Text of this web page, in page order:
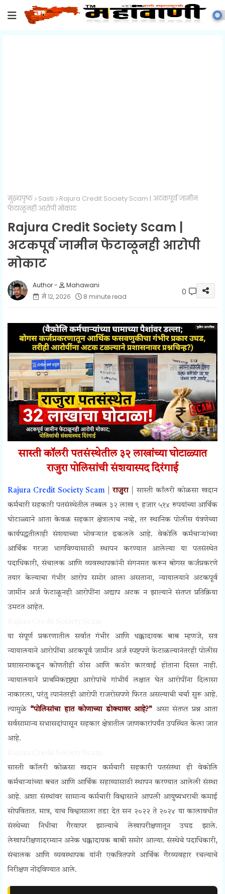
मुख्यपृष्ठ Sasti
Rajura Credit Society Scam | अटकपूर्व जामीन
फेटाळूनही आरोपी मोकाट
Rajura Credit Society Scam |
अटकपूर्व जामीन फेटाळूनही आरोपी
मोकाट
Mahawani
मे १२, २०२६
8 minute read 0
सास्ती कॉलरी पतसंस्थेतील ३२ लाखांच्या घोटाळ्यात
राजुरा पोलिसांची संशयास्पद दिरंगाई
Rajura Credit Society Scam राजुरा| सास्ती कॉलरी कोळसा खदान
कर्मचारी सहकारी पतसंस्थेतील तब्बल ३२ लाख ९ हजार ५१४ रुपयांच्या आर्थिक
घोटाळ्याने आता केवळ सहकार क्षेत्रालाच नव्हे, तर स्थानिक पोलीस यंत्रणेच्या
कार्यपद्धतीलाही संशयाच्या भोवऱ्यात ढकलले आहे. वेकोलि कर्मचाऱ्यांच्या
आर्थिक गरजा भागविण्यासाठी स्थापन करण्यात आलेल्या या पतसंस्थेत
पदाधिकारी, संचालक आणि व्यवस्थापकांनी संगनमत करून बोगस कर्जप्रकरणे
तयार केल्याचा गंभीर आरोप समोर आला असताना, न्यायालयाने अटकपूर्व
जामीन अर्ज फेटाळूनही आरोपींना अद्याप अटक न झाल्याने संतप्त प्रतिक्रिया
उमटत आहेत.
या संपूर्ण प्रकरणातील सर्वात गंभीर आणि धक्कादायक बाब म्हणजे, सत्र
न्यायालयाने आरोपींचा अटकपूर्व जामीन अर्ज स्पष्टपणे फेटाळल्यानंतरही पोलीस
प्रशासनाकडून कोणतीही ठोस आणि कठोर कारवाई होताना दिसत नाही.
न्यायालयाने प्राथमिकदृष्ट्या आरोपांचे गांभीर्य लक्षात घेत आरोपींना दिलासा
नाकारला, परंतु त्यानंतरही आरोपी राजरोसपणे फिरत असल्याची चर्चा सुरू आहे.
त्यामुळे “पोलिसांचा हात कोणाच्या डोक्यावर आहे?” असा संतप्त प्रश्न आता
सर्वसामान्य सभासदांपासून सहकार क्षेत्रातील जाणकारांपर्यंत उपस्थित केला जात
आहे.
सास्ती कॉलरी कोळसा खदान कर्मचारी सहकारी पतसंस्था ही वेकोलि
कर्मचाऱ्यांच्या बचत आणि आर्थिक सहाय्यासाठी स्थापन करण्यात आलेली संस्था
आहे. अशा संस्थांवर सामान्य कर्मचारी विश्वासाने आपली आयुष्यभराची कमाई
सोपवितात. मात्र, याच विश्वासाला तडा देत सन २०२२ ते २०२४ या कालावधीत
संस्थेच्या निधीचा गैरवापर झाल्याचे लेखापरीक्षणातून उघड झाले.
लेखापरीक्षणादरम्यान अनेक धक्कादायक बाबी समोर आल्या. संस्थेचे पदाधिकारी,
संचालक आणि व्यवस्थापक यांनी एकत्रितपणे आर्थिक गैरव्यवहार रचल्याचे
निरीक्षण नोंदविण्यात आले.